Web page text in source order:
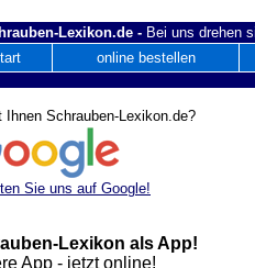
Lexikon.de - Bei uns drehen
online bestellen
Ihnen Schrauben-Lexikon.de?
Sie uns auf Google!
Lexikon als App!
App - jetzt online!